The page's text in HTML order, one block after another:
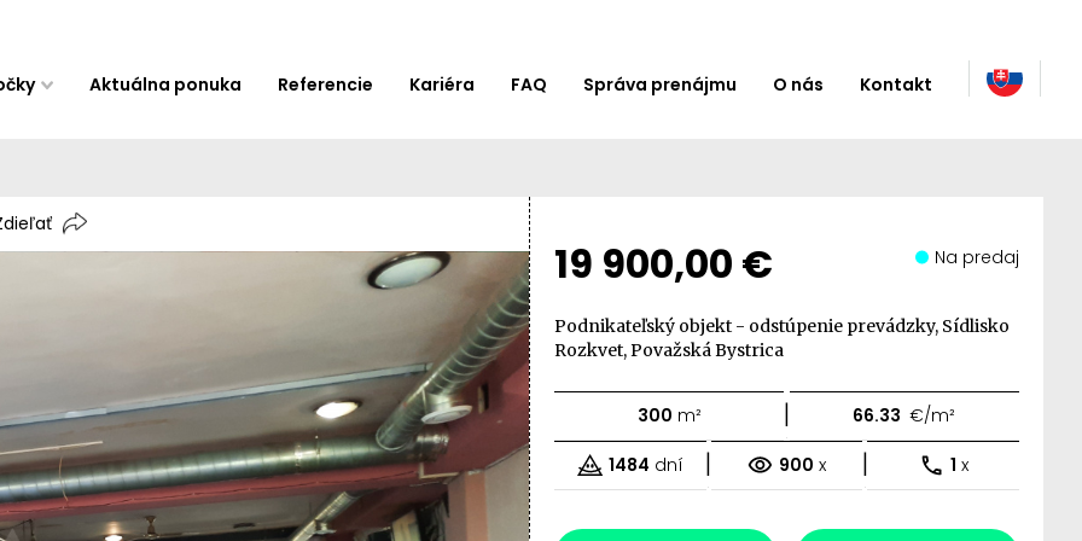
Aktuálna ponuka Referencie Kariéra FAQ Správa prenájmu O nás Kontakt
19 900,00 € Na predaj
Podnikateľský objekt - odstúpenie prevádzky, Sídlisko
Rozkvet, Považská Bystrica
300 m² | 66.33 €/m²
1484 dní | 900 x | 1 x